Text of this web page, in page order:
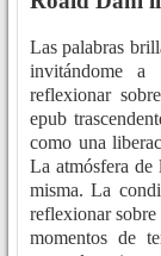
Las palabras
invitándome
reflexionar
epub
como una
La atmósfera de
misma. La
reflexionar
momentos de